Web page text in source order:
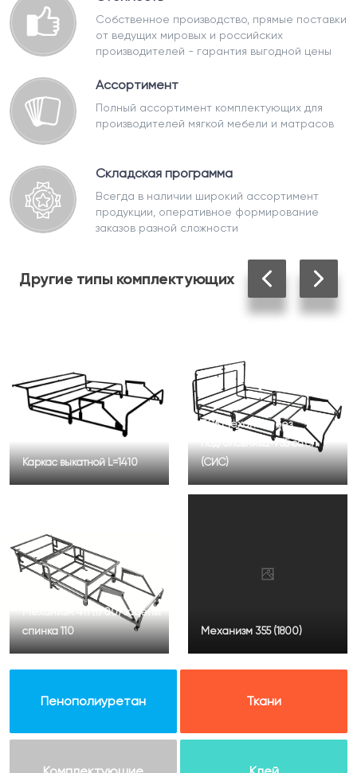
Собственное производство, прямые поставки
от ведущих мировых и российских
производителей - гарантия выгодной цены
Ассортимент
Полный ассортимент комплектующих для
производителей мягкой мебели и матрасов
Складская программа
Всегда в наличии широкий ассортимент
продукции, оперативное формирование
заказов разной сложности
Другие типы комплектующих
Каркас выкатной L=1410
Механизм 411 (1700) зацепы
спинка 110
306 Механизм без
подголовника-755 со сп.
(СИС)
Механизм 355 (1800)
Пенополиуретан Ткани